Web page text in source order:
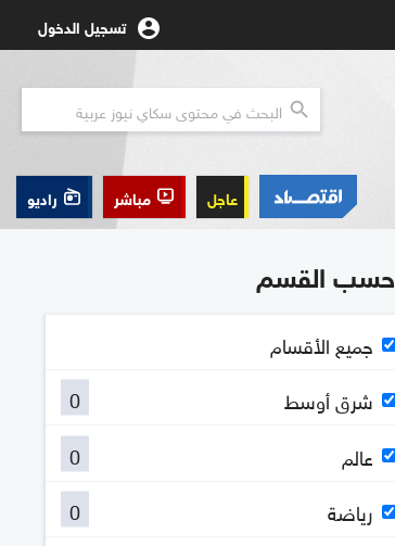
تسجيل الدخول
عاجل مباشر راديو
حسب القسم
جميع الأقسام
شرق أوسط
0
عالم
0
رياضة
0